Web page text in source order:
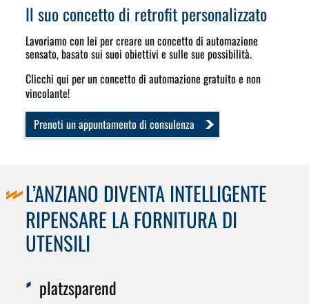
Il suo concetto di retrofit personalizzato
Lavoriamo con lei per creare un concetto di automazione
sensato, basato sui suoi obiettivi e sulle sue possibilità.
Clicchi qui per un concetto di automazione gratuito e non
vincolante!
Prenoti un appuntamento di consulenza
L’ANZIANO DIVENTA INTELLIGENTE
RIPENSARE LA FORNITURA DI
UTENSILI
platzsparend